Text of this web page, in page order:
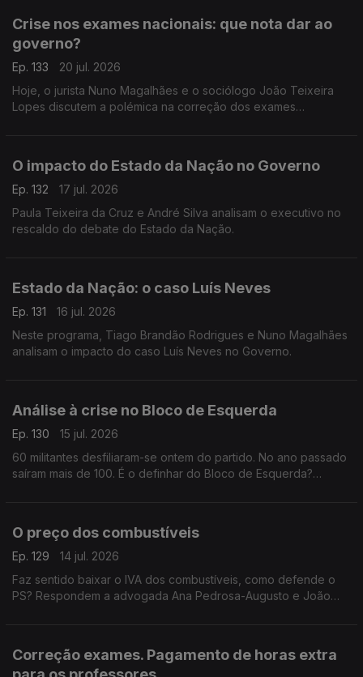
Crise nos exames nacionais: que nota dar ao
governo?
Ep. 133
20 jul. 2026
Hoje, o jurista Nuno Magalhães e o sociólogo João Teixeira
Lopes discutem a polémica na correção dos exames
O impacto do Estado da Nação no Governo
Ep. 132
17 jul. 2026
Paula Teixeira da Cruz e André Silva analisam o executivo no
rescaldo do debate do Estado da Nação.
Estado da Nação: o caso Luís Neves
Ep. 131
16 jul. 2026
Neste programa, Tiago Brandão Rodrigues e Nuno Magalhães
analisam o impacto do caso Luís Neves no Governo.
Análise à crise no Bloco de Esquerda
Ep. 130
15 jul. 2026
60 militantes desfiliaram-se ontem do partido. No ano passado
saíram mais de 100. É o definhar do Bloco de Esquerda?
O preço dos combustíveis
Ep. 129
14 jul. 2026
Faz sentido baixar o IVA dos combustíveis, como defende o
PS? Respondem a advogada Ana Pedrosa-Augusto e João
Correção exames. Pagamento de horas extra